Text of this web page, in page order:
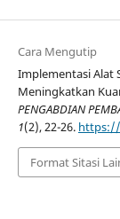
Cara Mengutip
Implementasi Alat
Meningkatkan
PENGABDIAN
1(2), 22-26. https://
Format Sitasi